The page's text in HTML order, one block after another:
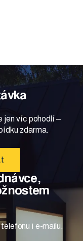
jen víc pohodlí –
zdarma.
i e-mailu.